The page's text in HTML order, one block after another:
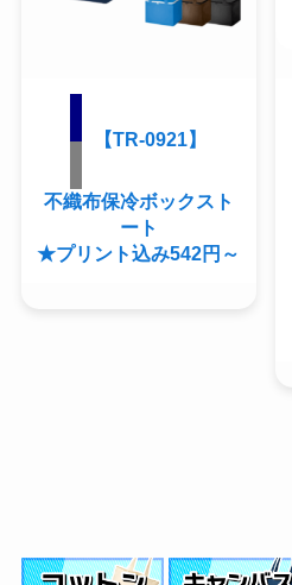
【TR-0921】
不織布保冷ボックスト
ート
★プリント込み542円～